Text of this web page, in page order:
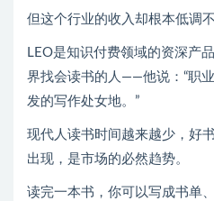
但这个行业的收入却根本低调不
LEO是知识付费领域的资深产
界找会读书的人——他说：“职
发的写作处女地。”
现代人读书时间越来越少，好
出现，是市场的必然趋势。
读完一本书，你可以写成书单